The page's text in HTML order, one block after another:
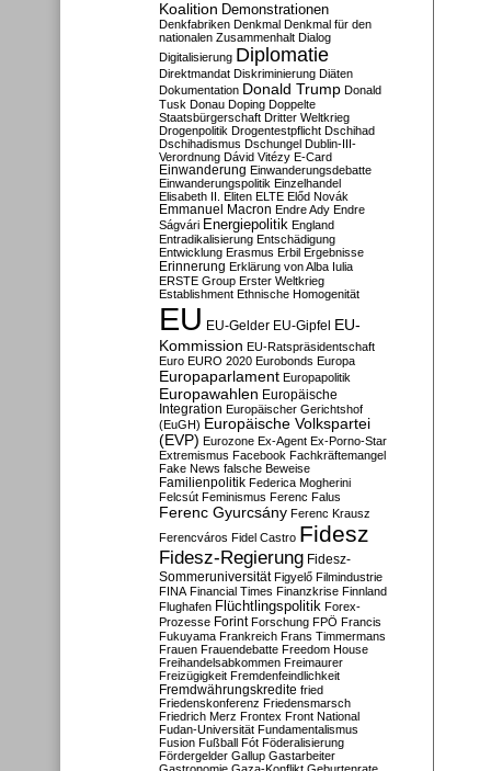
Koalition Demonstrationen
Denkfabriken Denkmal Denkmal für den
nationalen Zusammenhalt Dialog
Digitalisierung Diplomatie
Direktmandat Diskriminierung Diäten
Dokumentation Donald Trump Donald
Tusk Donau Doping Doppelte
Staatsbürgerschaft Dritter Weltkrieg
Drogenpolitik Drogentestpflicht Dschihad
Dschihadismus Dschungel Dublin-III-
Verordnung Dávid Vitézy E-Card
Einwanderung Einwanderungsdebatte
Einwanderungspolitik Einzelhandel
Elisabeth II. Eliten ELTE Előd Novák
Emmanuel Macron Endre Ady Endre
Ságvári Energiepolitik England
Entradikalisierung Entschädigung
Entwicklung Erasmus Erbil Ergebnisse
Erinnerung Erklärung von Alba Iulia
ERSTE Group Erster Weltkrieg
Establishment Ethnische Homogenität
EU EU-Gelder EU-Gipfel EU-
Kommission EU-Ratspräsidentschaft
Euro EURO 2020 Eurobonds Europa
Europaparlament Europapolitik
Europawahlen Europäische
Integration Europäischer Gerichtshof
(EuGH) Europäische Volkspartei
(EVP) Eurozone Ex-Agent Ex-Porno-Star
Extremismus Facebook Fachkräftemangel
Fake News falsche Beweise
Familienpolitik Federica Mogherini
Felcsút Feminismus Ferenc Falus
Ferenc Gyurcsány Ferenc Krausz
Ferencváros Fidel Castro Fidesz
Fidesz-Regierung Fidesz-
Sommeruniversität Figyelő Filmindustrie
FINA Financial Times Finanzkrise Finnland
Flughafen Flüchtlingspolitik Forex-
Prozesse Forint Forschung FPÖ Francis
Fukuyama Frankreich Frans Timmermans
Frauen Frauendebatte Freedom House
Freihandelsabkommen Freimaurer
Freizügigkeit Fremdenfeindlichkeit
Fremdwährungskredite fried
Friedenskonferenz Friedensmarsch
Friedrich Merz Frontex Front National
Fudan-Universität Fundamentalismus
Fusion Fußball Fót Föderalisierung
Fördergelder Gallup Gastarbeiter